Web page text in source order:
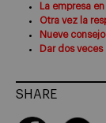
La empresa
Otra vez la
Nueve
Dar dos veces
SHARE